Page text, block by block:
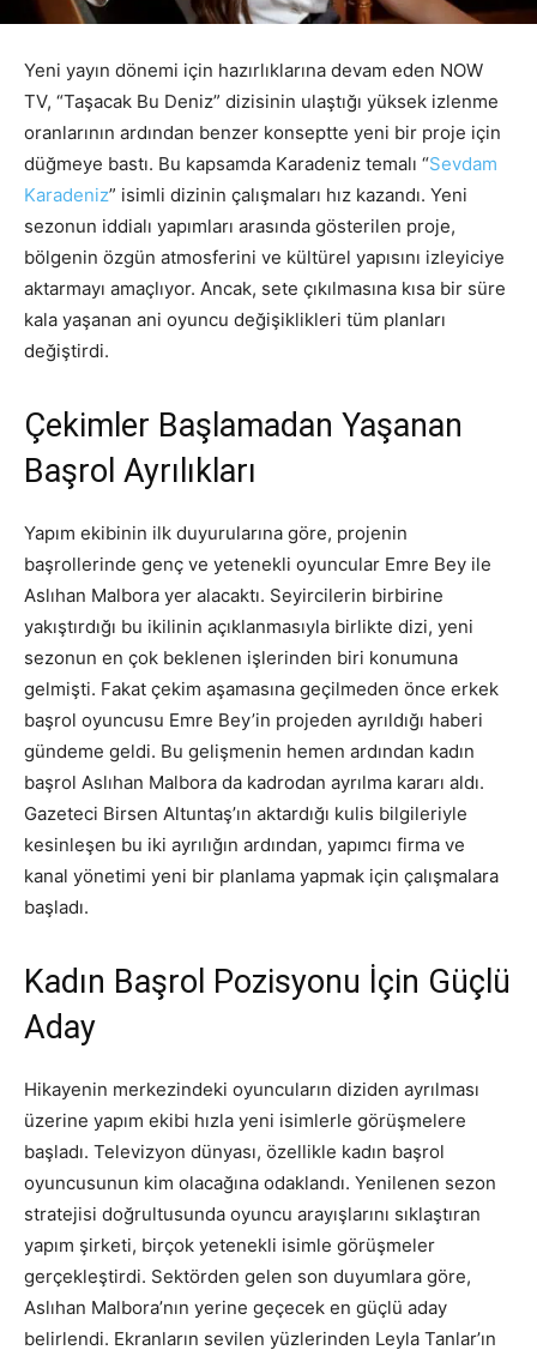
Yeni yayın dönemi için hazırlıklarına devam eden NOW
TV, “Taşacak Bu Deniz” dizisinin ulaştığı yüksek izlenme
oranlarının ardından benzer konseptte yeni bir proje için
düğmeye bastı. Bu kapsamda Karadeniz temalı “Sevdam
Karadeniz” isimli dizinin çalışmaları hız kazandı. Yeni
sezonun iddialı yapımları arasında gösterilen proje,
bölgenin özgün atmosferini ve kültürel yapısını izleyiciye
aktarmayı amaçlıyor. Ancak, sete çıkılmasına kısa bir süre
kala yaşanan ani oyuncu değişiklikleri tüm planları
değiştirdi.
Çekimler Başlamadan Yaşanan
Başrol Ayrılıkları
Yapım ekibinin ilk duyurularına göre, projenin
başrollerinde genç ve yetenekli oyuncular Emre Bey ile
Aslıhan Malbora yer alacaktı. Seyircilerin birbirine
yakıştırdığı bu ikilinin açıklanmasıyla birlikte dizi, yeni
sezonun en çok beklenen işlerinden biri konumuna
gelmişti. Fakat çekim aşamasına geçilmeden önce erkek
başrol oyuncusu Emre Bey’in projeden ayrıldığı haberi
gündeme geldi. Bu gelişmenin hemen ardından kadın
başrol Aslıhan Malbora da kadrodan ayrılma kararı aldı.
Gazeteci Birsen Altuntaş’ın aktardığı kulis bilgileriyle
kesinleşen bu iki ayrılığın ardından, yapımcı firma ve
kanal yönetimi yeni bir planlama yapmak için çalışmalara
başladı.
Kadın Başrol Pozisyonu İçin Güçlü
Aday
Hikayenin merkezindeki oyuncuların diziden ayrılması
üzerine yapım ekibi hızla yeni isimlerle görüşmelere
başladı. Televizyon dünyası, özellikle kadın başrol
oyuncusunun kim olacağına odaklandı. Yenilenen sezon
stratejisi doğrultusunda oyuncu arayışlarını sıklaştıran
yapım şirketi, birçok yetenekli isimle görüşmeler
gerçekleştirdi. Sektörden gelen son duyumlara göre,
Aslıhan Malbora’nın yerine geçecek en güçlü aday
belirlendi. Ekranların sevilen yüzlerinden Leyla Tanlar’ın